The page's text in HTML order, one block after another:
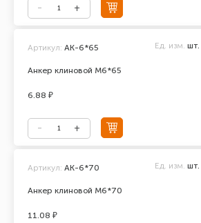
Анкер клиновой М6*65
Артикул: АК-6*65 Ед. изм. шт.
6.88 ₽
Анкер клиновой М6*70
Артикул: АК-6*70 Ед. изм. шт.
11.08 ₽